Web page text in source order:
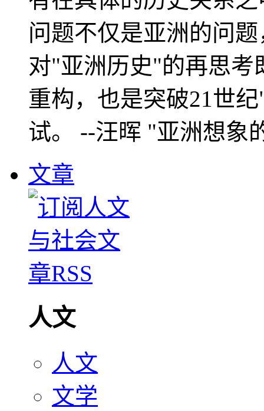
问题不仅是亚洲的问
对"亚洲历史"的再思考
重构，也是突破21世
试。 --汪晖 "亚洲想象
文章
人文
人文
文学